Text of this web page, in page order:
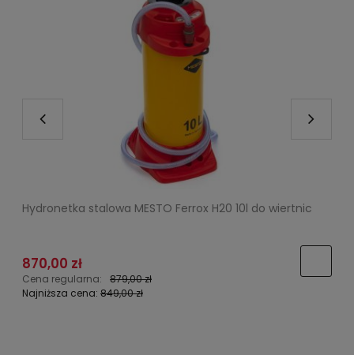
Hydronetka stalowa MESTO Ferrox H20 10l do wiertnic
870,00 zł
Cena regularna:
879,00 zł
Najniższa cena: 849,00 zł